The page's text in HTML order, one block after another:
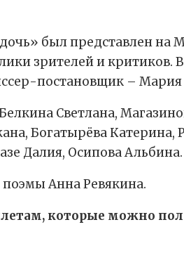
был представлен
зрителей и критиков. В
постановщик – Мария
Светлана,
Богатырёва Катерина,
Далия, Осипова Альбина.
поэмы Анна Ревякина.
которые можно